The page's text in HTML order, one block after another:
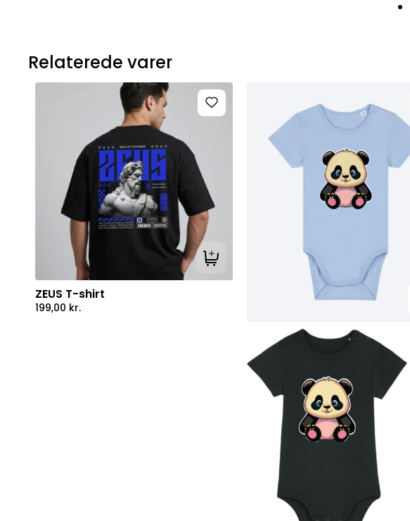
Relaterede varer
Tilføj til kurv
ZEUS T-shirt
199,00 kr.